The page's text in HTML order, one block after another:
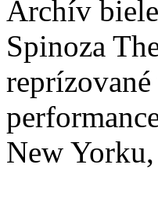
Archív
Spinoza
New